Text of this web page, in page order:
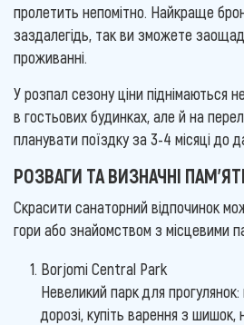
пролетить непомітно. Найкраще
заздалегідь, так ви зможете
проживанні.
У розпал сезону ціни піднімаються
в гостьових будинках, але й на
планувати поїздку за 3-4 місяці до
РОЗВАГИ ТА ВИЗНАЧНІ
Скрасити санаторний відпочинок
гори або знайомством з місцевими
Borjomi Central Park
Невеликий парк для прогулянок:
дорозі, купіть варення з шишок,